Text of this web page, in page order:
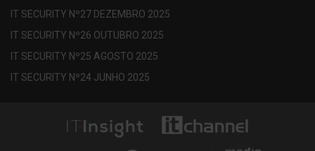
IT SECURITY Nº27 DEZEMBRO 2025
IT SECURITY Nº26 OUTUBRO 2025
IT SECURITY Nº25 AGOSTO 2025
IT SECURITY Nº24 JUNHO 2025